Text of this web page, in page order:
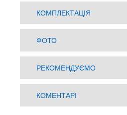
КОМПЛЕКТАЦІЯ
ФОТО
РЕКОМЕНДУЄМО
КОМЕНТАРІ